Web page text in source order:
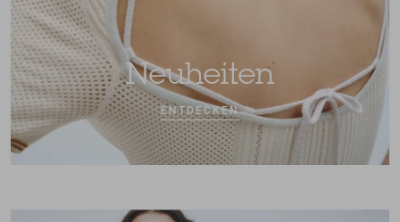
Neuheiten
ENTDECKEN